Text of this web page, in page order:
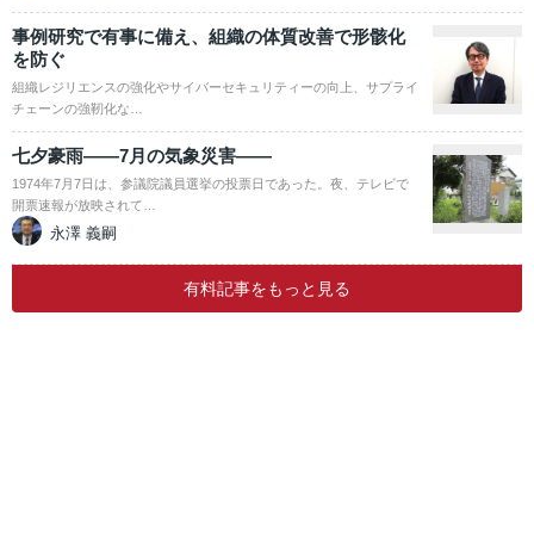
事例研究で有事に備え、組織の体質改善で形骸化
を防ぐ
組織レジリエンスの強化やサイバーセキュリティーの向上、サプライ
チェーンの強靭化な…
七夕豪雨――7月の気象災害――
1974年7月7日は、参議院議員選挙の投票日であった。夜、テレビで
開票速報が放映されて…
永澤 義嗣
有料記事をもっと見る